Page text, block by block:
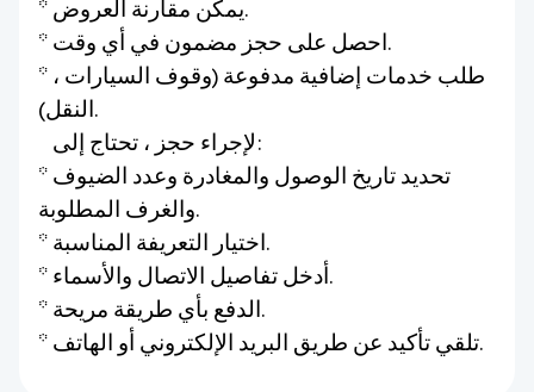
* يمكن مقارنة العروض.
* احصل على حجز مضمون في أي وقت.
* طلب خدمات إضافية مدفوعة (وقوف السيارات ،
النقل).
لإجراء حجز ، تحتاج إلى:
* تحديد تاريخ الوصول والمغادرة وعدد الضيوف
والغرف المطلوبة.
* اختيار التعريفة المناسبة.
* أدخل تفاصيل الاتصال والأسماء.
* الدفع بأي طريقة مريحة.
* تلقي تأكيد عن طريق البريد الإلكتروني أو الهاتف.